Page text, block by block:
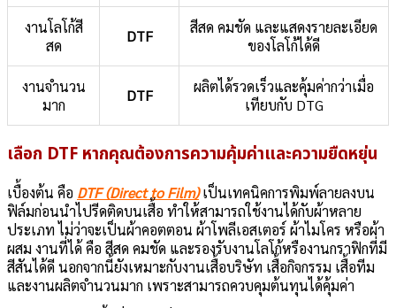
งานโลโก้สี
สด
DTF
สีสด คมชัด และแสดงรายละเอียด
ของโลโก้ได้ดี
งานจำนวน
มาก
DTF
ผลิตได้รวดเร็วและคุ้มค่ากว่าเมื่อ
เทียบกับ DTG
เลือก DTF หากคุณต้องการความคุ้มค่าและความยืดหยุ่น
เบื้องต้น คือ DTF (Direct to Film)เป็นเทคนิคการพิมพ์ลายลงบน
ฟิล์มก่อนนำไปรีดติดบนเสื้อ ทำให้สามารถใช้งานได้กับผ้าหลาย
ประเภท ไม่ว่าจะเป็นผ้าคอตตอน ผ้าโพลีเอสเตอร์ ผ้าไมโคร หรือผ้า
ผสม งานที่ได้ คือ สีสด คมชัด และรองรับงานโลโก้หรืองานกราฟิกที่มี
สีสันได้ดี นอกจากนี้ยังเหมาะกับงานเสื้อบริษัท เสื้อกิจกรรม เสื้อทีม
และงานผลิตจำนวนมาก เพราะสามารถควบคุมต้นทุนได้คุ้มค่า